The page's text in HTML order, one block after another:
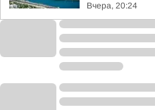
Вчера, 20:24